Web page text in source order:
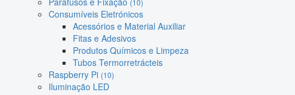
Consumíveis Eletrónicos
Acessórios e Material Auxiliar
Fitas e Adesivos
Produtos Químicos e Limpeza
Tubos Termorretrácteis
Raspberry Pi (10)
Iluminação LED